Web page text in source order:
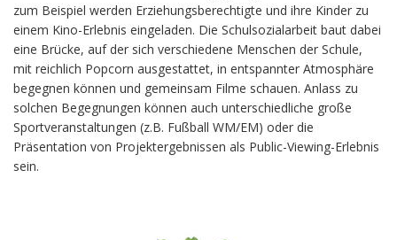
zum Beispiel werden Erziehungsberechtigte und ihre Kinder zu
einem Kino-Erlebnis eingeladen. Die Schulsozialarbeit baut dabei
eine Brücke, auf der sich verschiedene Menschen der Schule,
mit reichlich Popcorn ausgestattet, in entspannter Atmosphäre
begegnen können und gemeinsam Filme schauen. Anlass zu
solchen Begegnungen können auch unterschiedliche große
Sportveranstaltungen (z.B. Fußball WM/EM) oder die
Präsentation von Projektergebnissen als Public-Viewing-Erlebnis
sein.